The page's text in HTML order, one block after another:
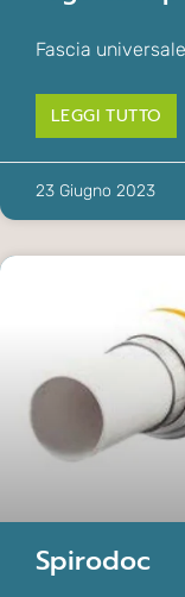
Fascia
LEGGI TUTTO
23 Giugno 2023
Spirodoc